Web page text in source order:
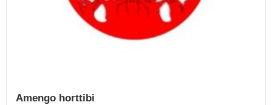
Amengo horttibi